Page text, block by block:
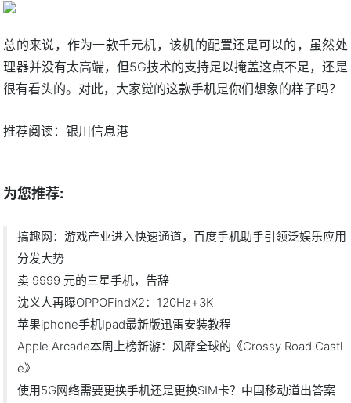
总的来说，作为一款千元机，该机的配置还是可以的，虽然处
理器并没有太高端，但5G技术的支持足以掩盖这点不足，还是
很有看头的。对此，大家觉的这款手机是你们想象的样子吗？
推荐阅读：银川信息港
为您推荐:
搞趣网：游戏产业进入快速通道，百度手机助手引领泛娱乐应用
分发大势
卖 9999 元的三星手机，告辞
沈义人再曝OPPOFindX2：120Hz+3K
苹果iphone手机Ipad最新版迅雷安装教程
Apple Arcade本周上榜新游：风靡全球的《Crossy Road Castl
e》
使用5G网络需要更换手机还是更换SIM卡？中国移动道出答案